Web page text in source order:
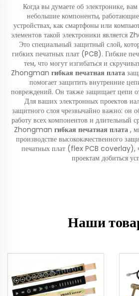
Когда вы думаете об электронике,
небольшие компоненты,
устройствах, как смартфоны или
элементов такой электроники является
Это специальный защитный слой,
гибких печатных плат (PCB). Гибкие
тем, что могут изгибаться и
Zhongman гибкая печатная плата
помогает защитить внутренние
повреждений. Он также защищает цепи
Для ваших электронных проектов
защитного слоя чрезвычайно важно: он
работу всех компонентов и длительный
Zhongman гибкая печатная плата ,
производстве высококачественного
печатных плат (flex PCB coverlay),
проектам добиться
Наши